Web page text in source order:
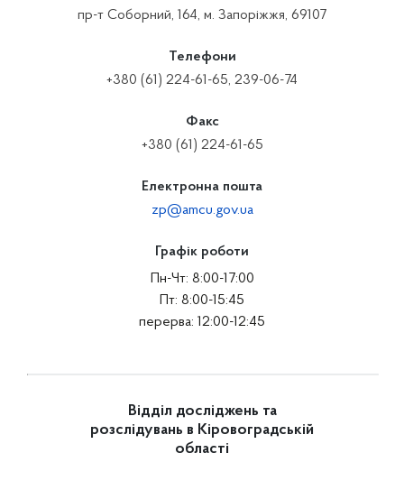
пр-т Соборний, 164, м. Запоріжжя, 69107
Телефони
+380 (61) 224-61-65, 239-06-74
Факс
+380 (61) 224-61-65
Електронна пошта
zp@amcu.gov.ua
Графік роботи
Пн-Чт: 8:00-17:00
Пт: 8:00-15:45
перерва: 12:00-12:45
Відділ досліджень та
розслідувань в Кіровоградській
області